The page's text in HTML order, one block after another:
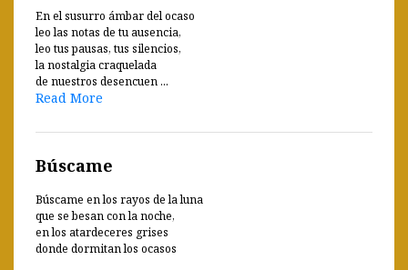
En el susurro ámbar del ocaso
leo las notas de tu ausencia,
leo tus pausas, tus silencios,
la nostalgia craquelada
de nuestros desencuen ...
Read More
Búscame
Búscame en los rayos de la luna
que se besan con la noche,
en los atardeceres grises
donde dormitan los ocasos